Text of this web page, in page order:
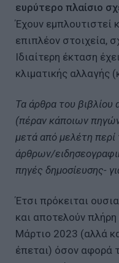
ευρύτερο πλαίσιο
Έχουν εμπλουτιστεί
επιπλέον στοιχεία,
Ιδιαίτερη έκταση
κλιματικής αλλαγής
Τα άρθρα του βιβλίου
(πέραν κάποιων
μετά από μελέτη
άρθρων/
πηγές δημοσίευσης-
Έτσι πρόκειται
και αποτελούν
Μάρτιο 2023 (αλλά
έπεται) όσον αφορά